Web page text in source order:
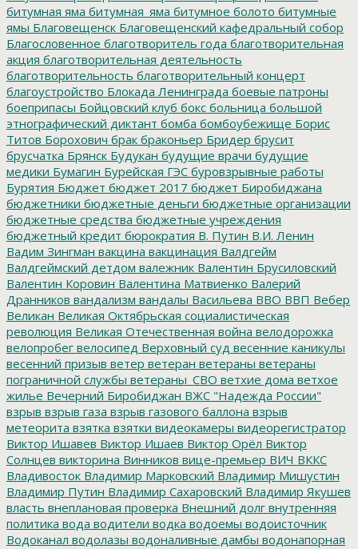
битумная яма битумная_яма битумное болото битумные
ямы Благовещенск Благовещенский кафедральный собор
Благословенное благотворитель года благотворительная
акция благотворительная деятельность
благотворительность благотворительный концерт
благоустройство Блокада Ленинграда боевые патроны
боеприпасы Бойцовский клуб бокс больница большой
этнографический диктант бомба бомбоубежище Борис
Титов Борохович брак браконьер Бридер брусит
брусчатка Брянск Будукан будущие врачи будущие
медики Бумагин Бурейская ГЭС буровзрывные работы
Бурятия Бюджет бюджет 2017 бюджет Биробиджана
бюджетники бюджетные деньги бюджетные организации
бюджетные средства бюджетные учреждения
бюджетный кредит бюрократия В. Путин В.И. Ленин
Вадим Зингман вакцина вакцинация Валдгейм
Валдгеймский детдом валежник Валентин Брусиловский
Валентин Коровин Валентина Матвиенко Валерий
Дранников вандализм вандалы Васильева ВВО ВВП Вебер
Великан Великая Октябрьская социалистическая
революция Великая Отечественная война велодорожка
велопробег велосипед Верховный суд весенние каникулы
весенний призыв ветер ветеран ветераны ветераны
пограничной службы ветераны_СВО ветхие дома ветхое
жилье Вечерний Биробиджан ВЖС "Надежда России"
взрыв взрыв газа взрыв газового баллона взрыв
метеорита взятка взятки видеокамеры видеорегистратор
Виктор Ишавев Виктор Ишаев Виктор Орёл Виктор
Солнцев викторина Винников вице-премьер ВИЧ ВККС
Владивосток Владимир Марковский Владимир Мишустин
Владимир Путин Владимир Сахаровский Владимир Якушев
власть внеплановая проверка Внешний долг внутренняя
политика вода водители водка водоемы водоисточник
Водоканал водолазы водоналивные дамбы водонапорная